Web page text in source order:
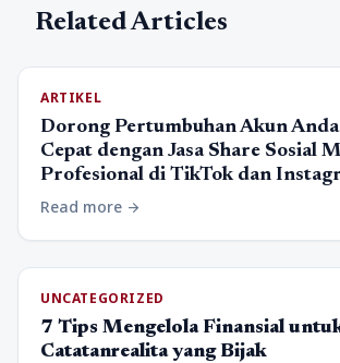
Related Articles
ARTIKEL
Dorong Pertumbuhan Akun
Cepat dengan Jasa Share Sosial
Profesional di TikTok dan
Read more arrow_forward
UNCATEGORIZED
7 Tips Mengelola Finansial
Catatanrealita yang Bijak